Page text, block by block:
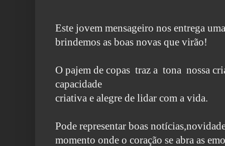
Este jovem mensageiro nos entrega
brindemos as boas novas que virão!
O pajem de copas traz a tona nossa
capacidade
criativa e alegre de lidar com a vida.
Pode representar boas
momento onde o coração se abra as